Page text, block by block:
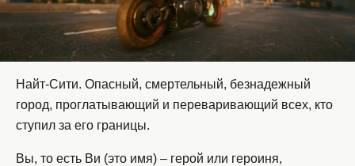
Найт-Сити. Опасный, смертельный, безнадежный
город, проглатывающий и переваривающий всех, кто
ступил за его границы.
Вы, то есть Ви (это имя) – герой или героиня,